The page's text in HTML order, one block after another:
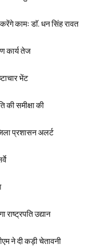
कामः डाॅ. धन सिंह रावत
कार्य तेज
भेंट
की समीक्षा की
प्रशासन अलर्ट
उद्यान
ने दी कड़ी चेतावनी